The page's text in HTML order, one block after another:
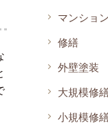
マンション
修繕
外壁塗装
大規模修
小規模修